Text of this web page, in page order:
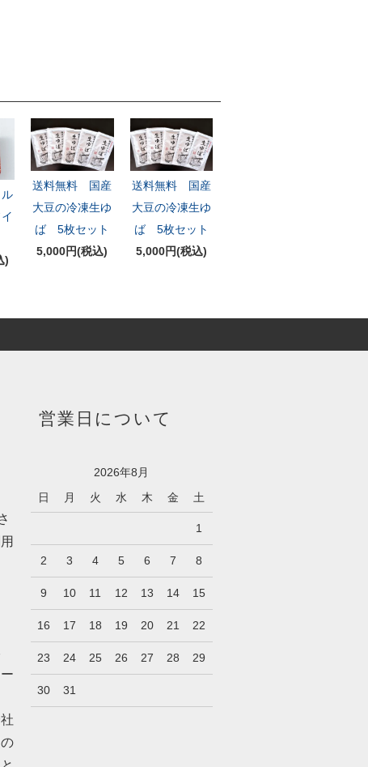
)
送料無料 国産
大豆の冷凍生ゆ
ば 5枚セット
5,000円(税込)
送料無料 国産
大豆の冷凍生ゆ
ば 5枚セット
5,000円(税込)
営業日について
2026年8月
日 月 火 水 木 金 土
1
2 3 4 5 6 7 8
9 10 11 12 13 14 15
16 17 18 19 20 21 22
23 24 25 26 27 28 29
30 31